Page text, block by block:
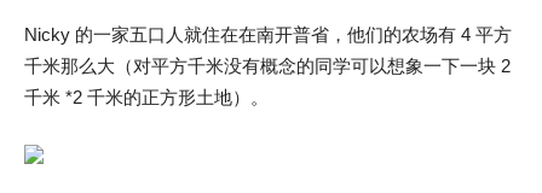
Nicky 的一家五口人就住在在南开普省，他们的农场有 4 平方
千米那么大（对平方千米没有概念的同学可以想象一下一块 2
千米 *2 千米的正方形土地）。